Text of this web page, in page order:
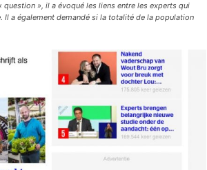
question », il a évoqué les liens entre les experts qui
Il a également demandé si la totalité de la population